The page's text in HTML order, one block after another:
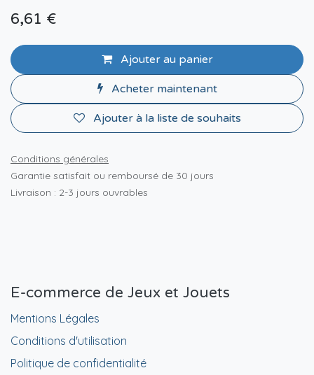
6,61 €
Ajouter au panier
Acheter maintenant
Ajouter à la liste de souhaits
Conditions générales
Garantie satisfait ou remboursé de 30 jours
Livraison : 2-3 jours ouvrables
E-commerce de Jeux et Jouets
Mentions Légales
Conditions d'utilisation
Politique de confidentialité